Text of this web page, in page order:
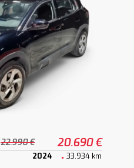
22.990 € 20.690 €
2024 33.934 km